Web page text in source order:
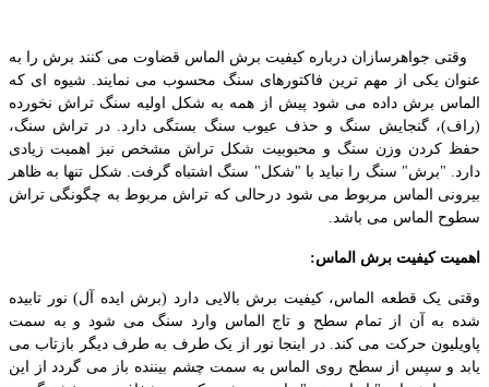
وقتی جواهرسازان درباره کیفیت برش الماس قضاوت می کنند برش را به
عنوان یکی از مهم ترین فاکتورهای سنگ محسوب می نمایند. شیوه ای که
الماس برش داده می شود پیش از همه به شکل اولیه سنگ تراش نخورده
(راف)، گنجایش سنگ و حذف عیوب سنگ بستگی دارد. در تراش سنگ،
حفظ کردن وزن سنگ و محبوبیت شکل تراش مشخص نیز اهمیت زیادی
دارد. "برش" سنگ را نباید با "شکل" سنگ اشتباه گرفت. شکل تنها به ظاهر
بیرونی الماس مربوط می شود درحالی که تراش مربوط به چگونگی تراش
سطوح الماس می باشد
اهمیت کیفیت برش الماس:
وقتی یک قطعه الماس، کیفیت برش بالایی دارد (برش ایده آل) نور تابیده
شده به آن از تمام سطح و تاج الماس وارد سنگ می شود و به سمت
پاویلیون حرکت می کند. در اینجا نور از یک طرف به طرف دیگر بازتاب می
یابد و سپس از سطح روی الماس به سمت چشم بیننده باز می گردد از این